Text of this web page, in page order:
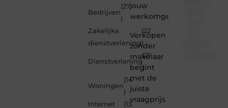
Bedrijven
(27
)
Zakelijke
dienstverlening
(22
)
Dienstverlening
(21
)
Woningen
(14
)
Internet
(13
jouw
werkomgeving
Verkopen
zonder
makelaar
begint
met de
juiste
vraagprijs